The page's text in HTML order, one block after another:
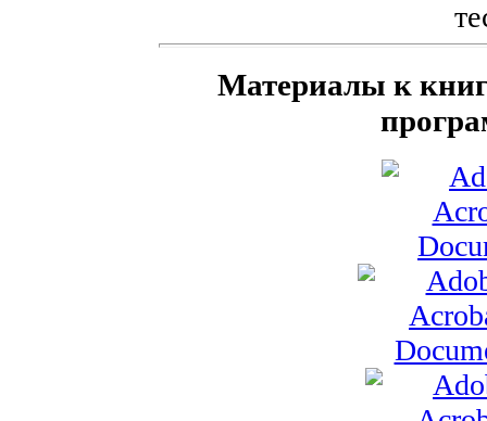
Материалы к